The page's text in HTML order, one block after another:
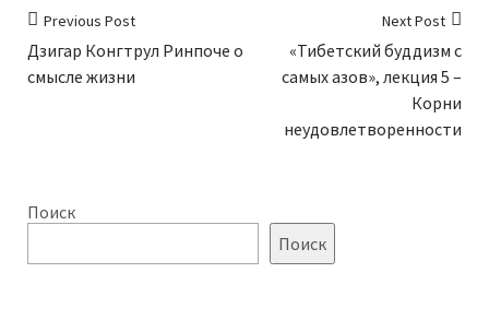
Previous Post
Дзигар Конгтрул Ринпоче о
смысле жизни
Next Post
«Тибетский буддизм с
самых азов», лекция 5 –
Корни
неудовлетворенности
Поиск
Поиск